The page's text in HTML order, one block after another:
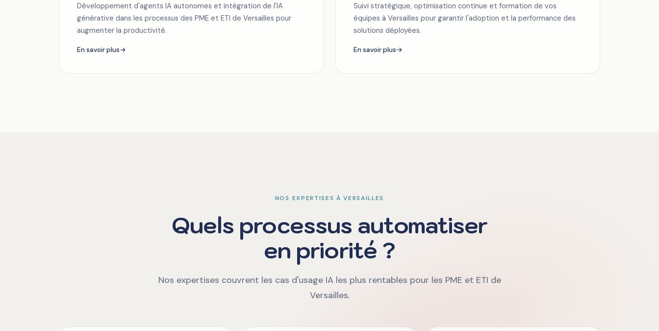
Développement d'agents IA autonomes et intégration de l'IA
générative dans les processus des PME et ETI de Versailles pour
augmenter la productivité.
En savoir plus→
Suivi stratégique, optimisation continue et formation de vos
équipes à Versailles pour garantir l'adoption et la performance des
solutions déployées.
En savoir plus→
NOS EXPERTISES À VERSAILLES
Quels processus automatiser
en priorité ?
Nos expertises couvrent les cas d'usage IA les plus rentables pour les PME et ETI de
Versailles.